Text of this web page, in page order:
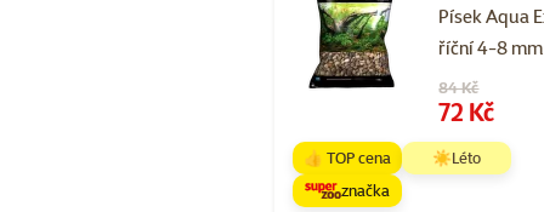
Písek Aqua
říční 4-8
Původní cena
84 Kč
Cena
72 Kč
👍 TOP cena
☀️Léto
značka